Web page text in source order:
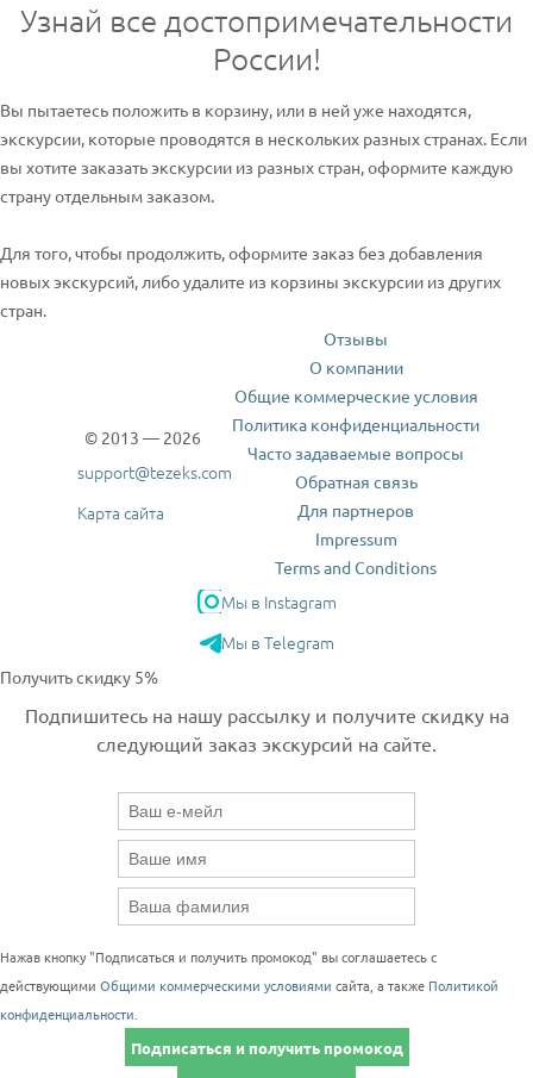
Узнай все достопримечательности
России!
Вы пытаетесь положить в корзину, или в ней уже находятся,
экскурсии, которые проводятся в нескольких разных странах. Если
вы хотите заказать экскурсии из разных стран, оформите каждую
страну отдельным заказом.
Для того, чтобы продолжить, оформите заказ без добавления
новых экскурсий, либо удалите из корзины экскурсии из других
стран.
© 2013 — 2026
support@tezeks.com
Карта сайта
Отзывы
О компании
Общие коммерческие условия
Политика конфиденциальности
Часто задаваемые вопросы
Обратная связь
Для партнеров
Impressum
Terms and Conditions
Мы в Instagram
Мы в Telegram
Получить скидку 5%
Подпишитесь на нашу рассылку и получите скидку на
следующий заказ экскурсий на сайте.
Нажав кнопку "Подписаться и получить промокод" вы соглашаетесь с
действующими Общими коммерческими условиями сайта, а также Политикой
конфиденциальности
Подписаться и получить промокод